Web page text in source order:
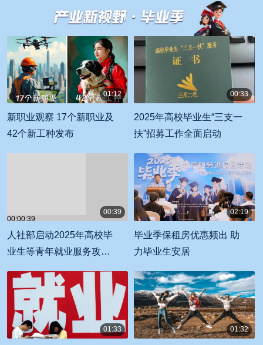
01:12
新职业观察 17个新职业及
42个新工种发布
00:33
2025年高校毕业生“三支一
扶”招募工作全面启动
00:00:39
00:39
人社部启动2025年高校毕
业生等青年就业服务攻坚
02:19
毕业季保租房优惠频出 助
力毕业生安居
01:33 01:32